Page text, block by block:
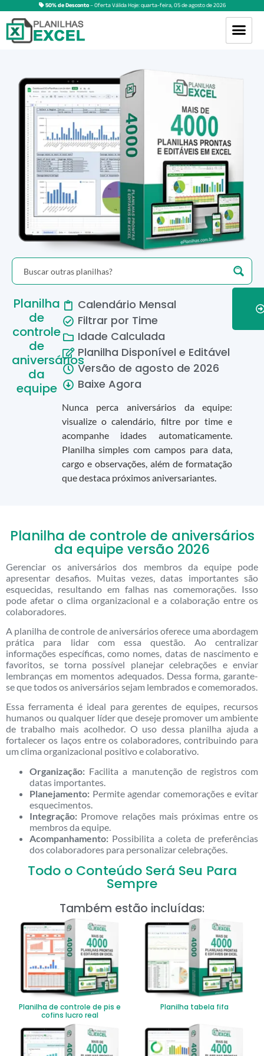
50% de Desconto– Oferta Válida Hoje:quarta-feira,05deagostode2026
Planilha
de
controle
de
aniversários
da
equipe
Calendário Mensal
Filtrar por Time
Idade Calculada
Planilha Disponível e Editável
Versão de agosto de 2026
Baixe Agora
Nunca perca aniversários da equipe:
visualize o calendário, filtre por time e
acompanhe idades automaticamente.
Planilha simples com campos para data,
cargo e observações, além de formatação
que destaca próximos aniversariantes.
Planilha de controle de aniversários
da equipe versão 2026
Gerenciar os aniversários dos membros da equipe pode
apresentar desafios. Muitas vezes, datas importantes são
esquecidas, resultando em falhas nas comemorações. Isso
pode afetar o clima organizacional e a colaboração entre os
colaboradores.
A planilha de controle de aniversários oferece uma abordagem
prática para lidar com essa questão. Ao centralizar
informações específicas, como nomes, datas de nascimento e
favoritos, se torna possível planejar celebrações e enviar
lembranças em momentos adequados. Dessa forma, garante-
se que todos os aniversários sejam lembrados e comemorados.
Essa ferramenta é ideal para gerentes de equipes, recursos
humanos ou qualquer líder que deseje promover um ambiente
de trabalho mais acolhedor. O uso dessa planilha ajuda a
fortalecer os laços entre os colaboradores, contribuindo para
um clima organizacional positivo e colaborativo.
Organização: Facilita a manutenção de registros com
datas importantes.
Planejamento: Permite agendar comemorações e evitar
esquecimentos.
Integração: Promove relações mais próximas entre os
membros da equipe.
Acompanhamento: Possibilita a coleta de preferências
dos colaboradores para personalizar celebrações.
Todo o Conteúdo Será Seu Para
Sempre
Também estão incluídas:
Planilha de controle de pis e
cofins lucro real
Planilha tabela fifa